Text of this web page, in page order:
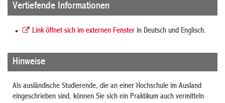
Vertiefende Informationen
Link öffnet sich im externen Fenster in Deutsch und Englisch.
Hinweise
Als ausländische Studierende, die an einer Hochschule im Ausland
eingeschrieben sind, können Sie sich ein Praktikum auch vermitteln